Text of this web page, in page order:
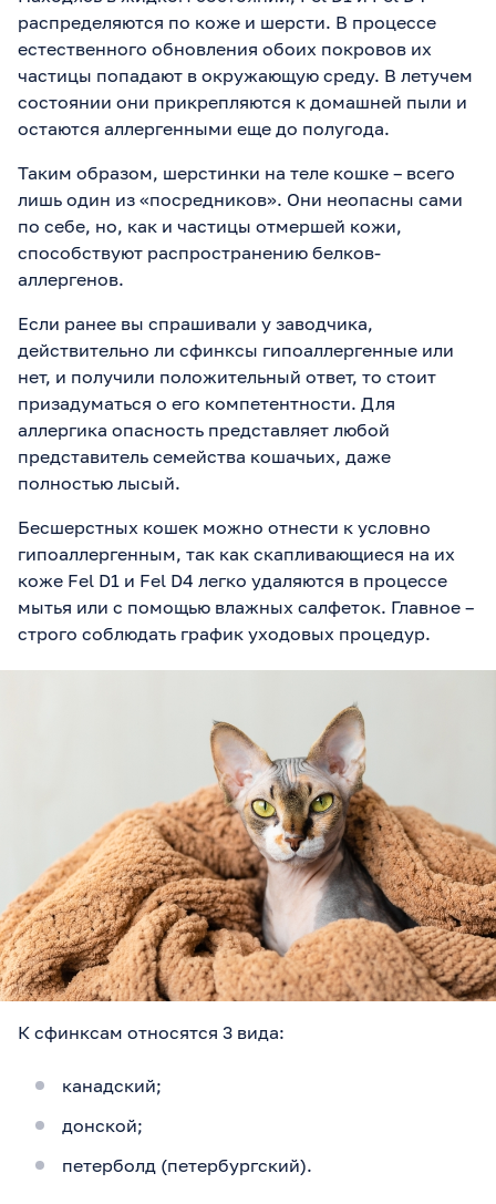
распределяются по коже и шерсти. В процессе
естественного обновления обоих покровов их
частицы попадают в окружающую среду. В летучем
состоянии они прикрепляются к домашней пыли и
остаются аллергенными еще до полугода.
Таким образом, шерстинки на теле кошке – всего
лишь один из «посредников». Они неопасны сами
по себе, но, как и частицы отмершей кожи,
способствуют распространению белков-
аллергенов.
Если ранее вы спрашивали у заводчика,
действительно ли сфинксы гипоаллергенные или
нет, и получили положительный ответ, то стоит
призадуматься о его компетентности. Для
аллергика опасность представляет любой
представитель семейства кошачьих, даже
полностью лысый.
Бесшерстных кошек можно отнести к условно
гипоаллергенным, так как скапливающиеся на их
коже Fel D1 и Fel D4 легко удаляются в процессе
мытья или с помощью влажных салфеток. Главное –
строго соблюдать график уходовых процедур.
К сфинксам относятся 3 вида:
канадский;
донской;
петерболд (петербургский).